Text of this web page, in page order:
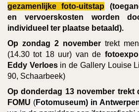
gezamenlijke foto-uitstap
en vervoerskosten worden
individueel ter plaatse betaald).
Op zondag 2 november trekt
(14.30 tot 18 uur) van de
Eddy Verloesin de Gallery Louise
90, Schaarbeek)
Op donderdag 13 november trekt
FOMU (Fotomuseum) in